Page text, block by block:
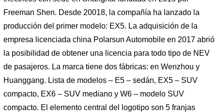
Freeman Shen. Desde 20018, la compañía ha lanzado la
producción del primer modelo: EX5. La adquisición de la
empresa licenciada china Polarsun Automobile en 2017 abrió
la posibilidad de obtener una licencia para todo tipo de NEV
de pasajeros. La marca tiene dos fábricas: en Wenzhou y
Huanggang. Lista de modelos – E5 – sedán, EX5 – SUV
compacto, EX6 – SUV mediano y W6 – modelo SUV
compacto. El elemento central del logotipo son 5 franjas